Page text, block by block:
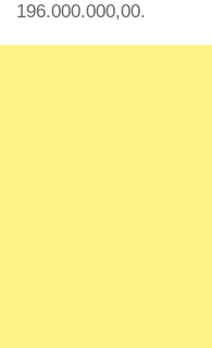
196.000.000,00.